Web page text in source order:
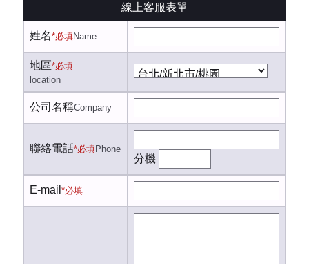
線上客服表單
姓名*必填Name
地區*必填
location
公司名稱Company
聯絡電話*必填Phone
分機
E-mail *必填